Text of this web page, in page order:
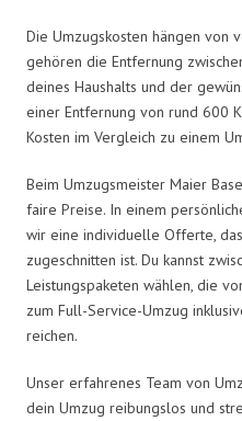
Die Umzugskosten hängen von
gehören die Entfernung
deines Haushalts und der
einer Entfernung von rund 600
Kosten im Vergleich zu einem
Beim Umzugsmeister Maier
faire Preise. In einem
wir eine individuelle Offerte,
zugeschnitten ist. Du kannst
Leistungspaketen wählen, die
zum Full-Service-Umzug
reichen.
Unser erfahrenes Team von
dein Umzug reibungslos und